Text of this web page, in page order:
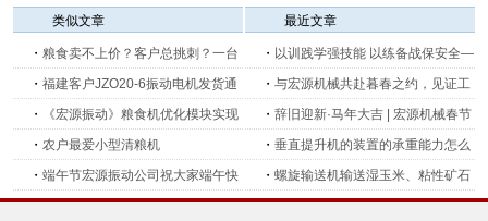
类似文章
・ 粮食卖不上价？客户总挑刺？一台
机器，让您手里的“黄豆”变“金豆”！
・ 福建客户JZO20-6振动电机发货通
知・
《宏源振动》粮食机优化模块实现
方法
・ 农户最爱小型清粮机
・ 端午节宏源振动公司祝大家端午快
乐
最近文章
・ 以训践学强技能 以练备战保安全—
新乡宏源机械开展生产消防安全培训
及消防演练
・ 与宏源机械共赴暮春之约，见证工
业创新的力量
・ 辞旧迎新·马年大吉 | 宏源机械春节
放假安排公告
・ 垂直提升机的装置的承重能力怎么
选？和物料密度有关系吗？
・ 螺旋输送机输送湿玉米、粘性矿石
粉时容易堵塞，该怎么处理？